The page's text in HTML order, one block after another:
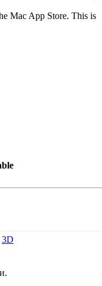
Mac App Store. This is
3D